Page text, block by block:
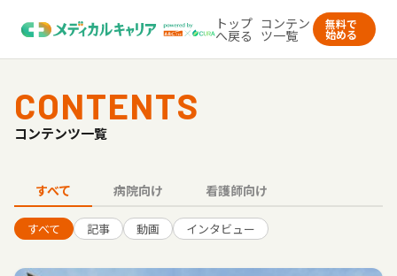
トップ
へ戻る
コンテン
ツ一覧
無料で
始める
CONTENTS
コンテンツ一覧
すべて 病院向け 看護師向け
すべて 記事 動画 インタビュー